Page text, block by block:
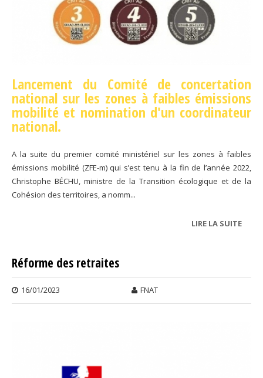
Lancement du Comité de concertation
national sur les zones à faibles émissions
mobilité et nomination d'un coordinateur
national.
A la suite du premier comité ministériel sur les zones à faibles
émissions mobilité (ZFE-m) qui s’est tenu à la fin de l’année 2022,
Christophe BÉCHU, ministre de la Transition écologique et de la
Cohésion des territoires, a nomm...
LIRE LA SUITEDE
Réforme des retraites
16/01/2023 FNAT